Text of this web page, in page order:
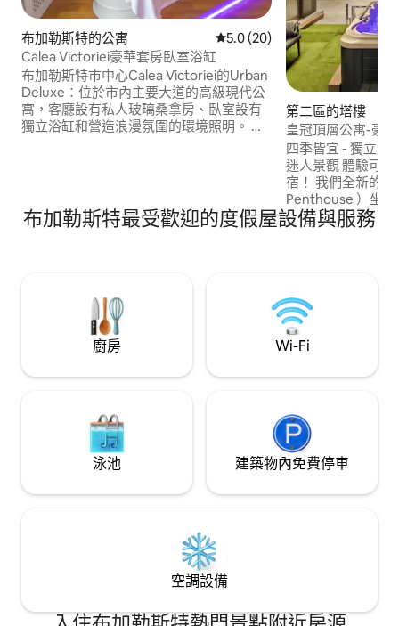
布加勒斯特的公寓 從 20 則評價中獲得 5.0 的平均
5.0 (20)
Calea Victoriei豪華套房臥室浴缸
布加勒斯特市中心Calea Victoriei的Urban
Deluxe：位於市內主要大道的高級現代公
寓，客廳設有私人玻璃桑拿房、臥室設有
獨立浴缸和營造浪漫氛圍的環境照明。 可
區、羅馬尼亞雅典娜神廟、博物館、地
鐵、餐廳和咖啡廳。一切都可以步行。
第二區的塔樓
皇冠頂層公寓-豪
四季皆宜 - 獨立加
迷人景觀 體驗可能是布加勒斯特最好的住
宿！ 我們全新的
Penthouse ）坐
人的全景。 盡情
合，每個細節都爲
布加勒斯特最受歡迎的度假屋設備與服務
廚房 Wi-Fi
泳池 建築物內免費停車
空調設備